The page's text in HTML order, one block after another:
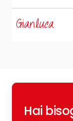
Gianluca
Hai